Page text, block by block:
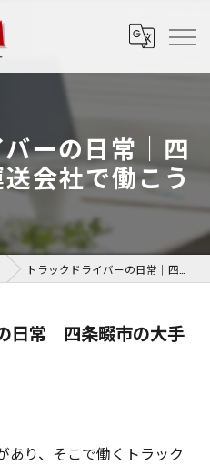
ーの日常｜四
会社で働こう
トラックドライバーの日常｜四条畷市の大手運送会社で働こう
日常｜四条畷市の大手
あり、そこで働くトラック